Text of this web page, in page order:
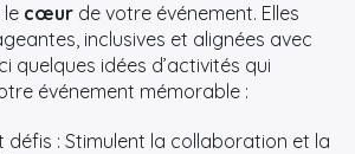
cœur de votre événement. Elles
inclusives et alignées avec
quelques idées d’activités qui
événement mémorable :
défis : Stimulent la collaboration et la